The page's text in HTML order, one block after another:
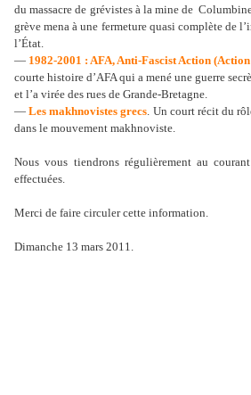
du massacre de grévistes à la mine de
grève mena à une fermeture quasi complète de
l’État.
— 1982-2001 : AFA, Anti-Fascist Action
courte histoire d’AFA qui a mené une guerre
et l’a virée des rues de Grande-Bretagne.
— Les makhnovistes grecs. Un court récit du
dans le mouvement makhnoviste.
Nous vous tiendrons régulièrement au
effectuées.
Merci de faire circuler cette information.
Dimanche 13 mars 2011.